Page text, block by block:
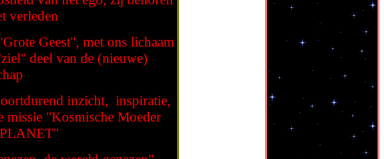
verleden
Geest", met ons lichaam
deel van de (nieuwe)
inzicht, inspiratie,
missie "Kosmische Moeder